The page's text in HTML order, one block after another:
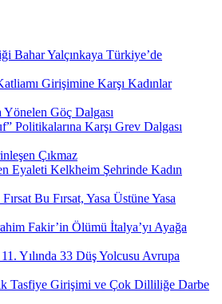
Bahar Yalçınkaya Türkiye’de
Girişimine Karşı Kadınlar
Yönelen Göç Dalgası
Politikalarına Karşı Grev Dalgası
Çıkmaz
Eyaleti Kelkheim Şehrinde Kadın
Bu Fırsat, Yasa Üstüne Yasa
Fakir’in Ölümü İtalya’yı Ayağa
Yılında 33 Düş Yolcusu Avrupa
Tasfiye Girişimi ve Çok Dilliliğe Darbe